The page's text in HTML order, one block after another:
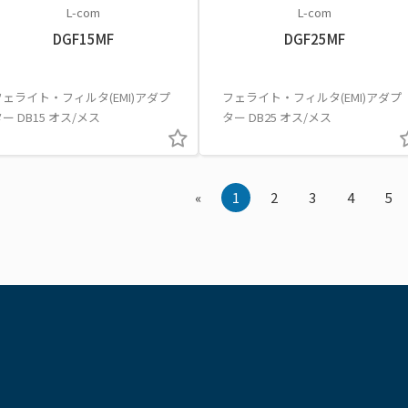
L-com
DGF15MF
ライト・フィルタ(EMI)アダプ
DB15 オス/メス
L-com
DGF25MF
フェライト・フィルタ(EMI)アダプ
ター DB25 オス/メス
« 1 2 3 4 5